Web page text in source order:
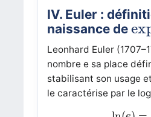
IV. Euler :
naissance de
Leonhard Euler
nombre e sa place
stabilisant son usage
le caractérise par le
ln( e